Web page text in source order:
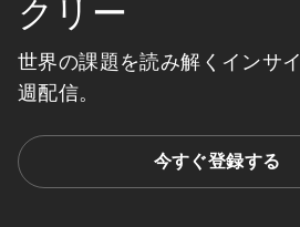
クリー
世界の課題を読み解くインサ
週配信。
今すぐ登録する